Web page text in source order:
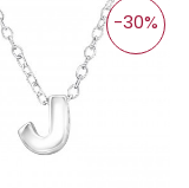
-30%